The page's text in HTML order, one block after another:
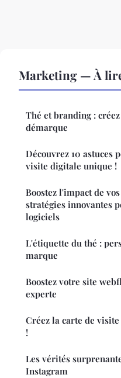
Marketing — À
Thé et branding :
démarque
Découvrez 10 astuces
visite digitale unique !
Boostez l'impact de
stratégies innovantes
logiciels
L'étiquette du thé :
marque
Boostez votre site
experte
Créez la carte de
!
Les vérités
Instagram